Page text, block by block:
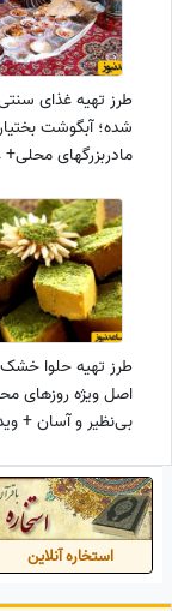
طرز تهیه غذای
شده؛ آبگوشت
مادربزرگهای
طرز تهیه حلوا خشک
اصل ویژه روزهای
بی‌نظیر و آسان +
استخاره آنلاین